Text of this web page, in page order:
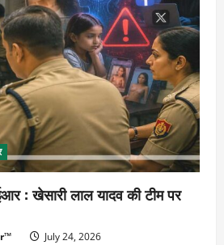
: खेसारी लाल यादव की टीम पर
July 24, 2026